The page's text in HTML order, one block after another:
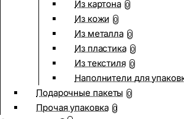
Из картона 0
Из кожи 0
Из металла 0
Из пластика 0
Из текстиля 0
Наполнители для
Подарочные пакеты 0
Прочая упаковка 0